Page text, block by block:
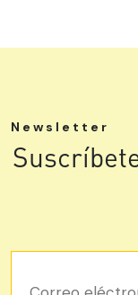
Newsletter